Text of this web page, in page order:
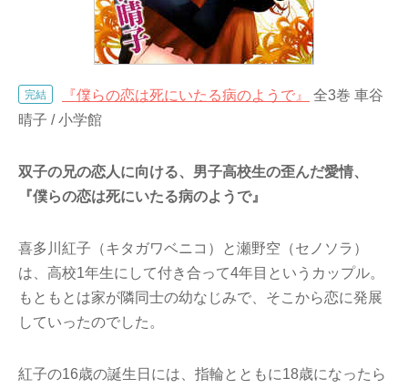
完結 『僕らの恋は死にいたる病のようで』
全3巻 車谷
晴子 / 小学館
双子の兄の恋人に向ける、男子高校生の歪んだ愛情、
『僕らの恋は死にいたる病のようで』
喜多川紅子（キタガワベニコ）と瀬野空（セノソラ）
は、高校1年生にして付き合って4年目というカップル。
もともとは家が隣同士の幼なじみで、そこから恋に発展
していったのでした。
紅子の16歳の誕生日には、指輪とともに18歳になったら